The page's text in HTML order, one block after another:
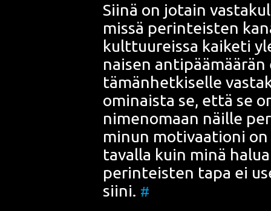
Sii­nä on jotain
mis­sä perin­teis­ten
kult­tuu­reis­sa kai­ke­ti
nai­sen
tämän­het­ki­sel­le
omi­nais­ta se, että se
nime­no­maan näil­le
minun moti­vaa­tio­ni
taval­la kuin minä
perin­teis­ten tapa ei
sii­ni. #